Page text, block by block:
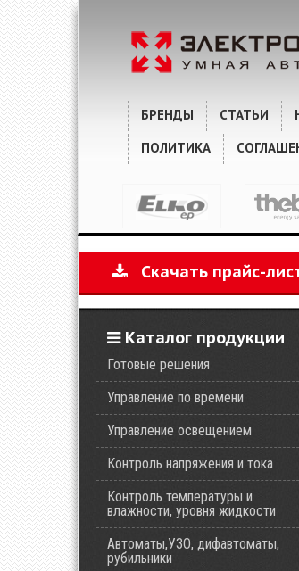
БРЕНДЫ СТАТЬИ
ПОЛИТИКА
Скачать прайс-
Каталог продукции
Готовые решения
Управление по времени
Управление освещением
Контроль напряжения и тока
Контроль температуры и
влажности, уровня жидкости
Автоматы,УЗО, дифавтоматы,
рубильники